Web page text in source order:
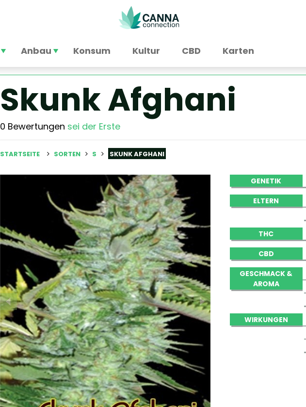
Anbau Konsum Kultur CBD Karten
Skunk Afghani
0 Bewertungen sei der Erste
STARTSEITE SORTEN S SKUNK AFGHANI
GENETIK
ELTERN
THC
CBD
GESCHMACK &
AROMA
WIRKUNGEN